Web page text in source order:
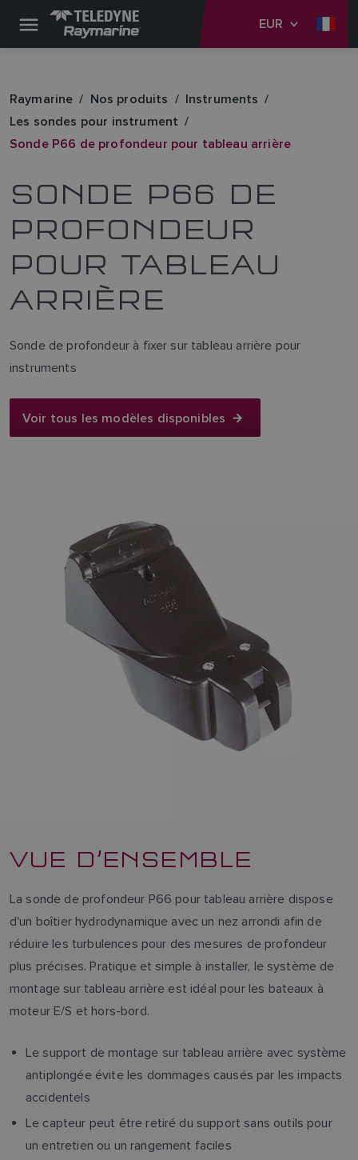
EUR
Raymarine Nos produits
Instruments
Les sondes pour instrument
Sonde P66 de profondeur pour tableau arrière
SONDE P66 DE
PROFONDEUR
POUR TABLEAU
ARRIÈRE
Sonde de profondeur à fixer sur tableau arrière pour
instruments
Voir tous les modèles disponibles
VUE D’ENSEMBLE
La sonde de profondeur P66 pour tableau arrière dispose
d'un boîtier hydrodynamique avec un nez arrondi afin de
réduire les turbulences pour des mesures de profondeur
plus précises. Pratique et simple à installer, le système de
montage sur tableau arrière est idéal pour les bateaux à
moteur E/S et hors-bord.
Le support de montage sur tableau arrière avec système
antiplongée évite les dommages causés par les impacts
accidentels
Le capteur peut être retiré du support sans outils pour
un entretien ou un rangement faciles